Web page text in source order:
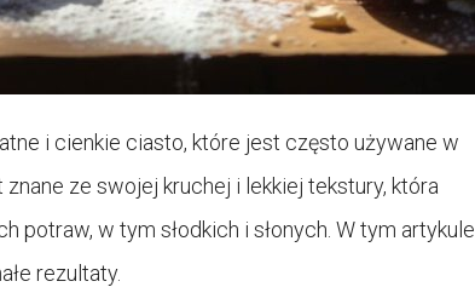
i cienkie ciasto, które jest często używane w
ze swojej kruchej i lekkiej tekstury, która
potraw, w tym słodkich i słonych. W tym artykule
rezultaty.